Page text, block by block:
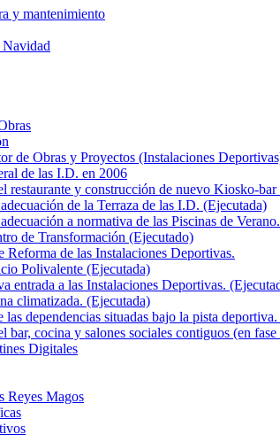
y mantenimiento
de Obras y Proyectos (Instalaciones
de las I.D. en 2006
restaurante y construcción de nuevo Kiosko-
de la Terraza de las I.D. (Ejecutada)
a normativa de las Piscinas de
de Transformación (Ejecutado)
Reforma de las Instalaciones Deportivas.
Polivalente (Ejecutada)
entrada a las Instalaciones Deportivas.
climatizada. (Ejecutada)
las dependencias situadas bajo la pista
bar, cocina y salones sociales contiguos (en
Digitales
Reyes Magos